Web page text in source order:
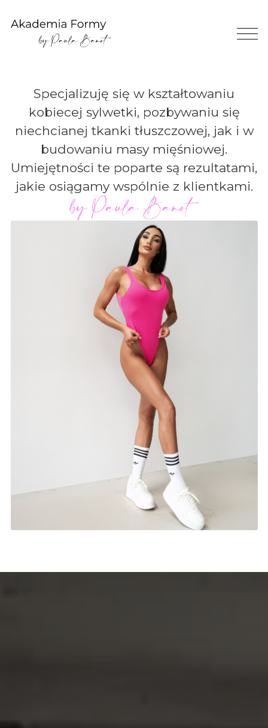
Specjalizuję się w kształtowaniu
kobiecej sylwetki, pozbywaniu się
niechcianej tkanki tłuszczowej, jak i w
budowaniu masy mięśniowej.
Umiejętności te poparte są rezultatami,
jakie osiągamy wspólnie z klientkami.